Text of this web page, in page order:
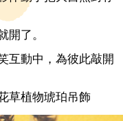
開了。
互動中，為彼此敲開
草植物琥珀吊飾